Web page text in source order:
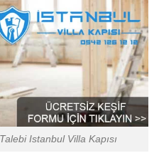
Istanbul Villa Kapısı